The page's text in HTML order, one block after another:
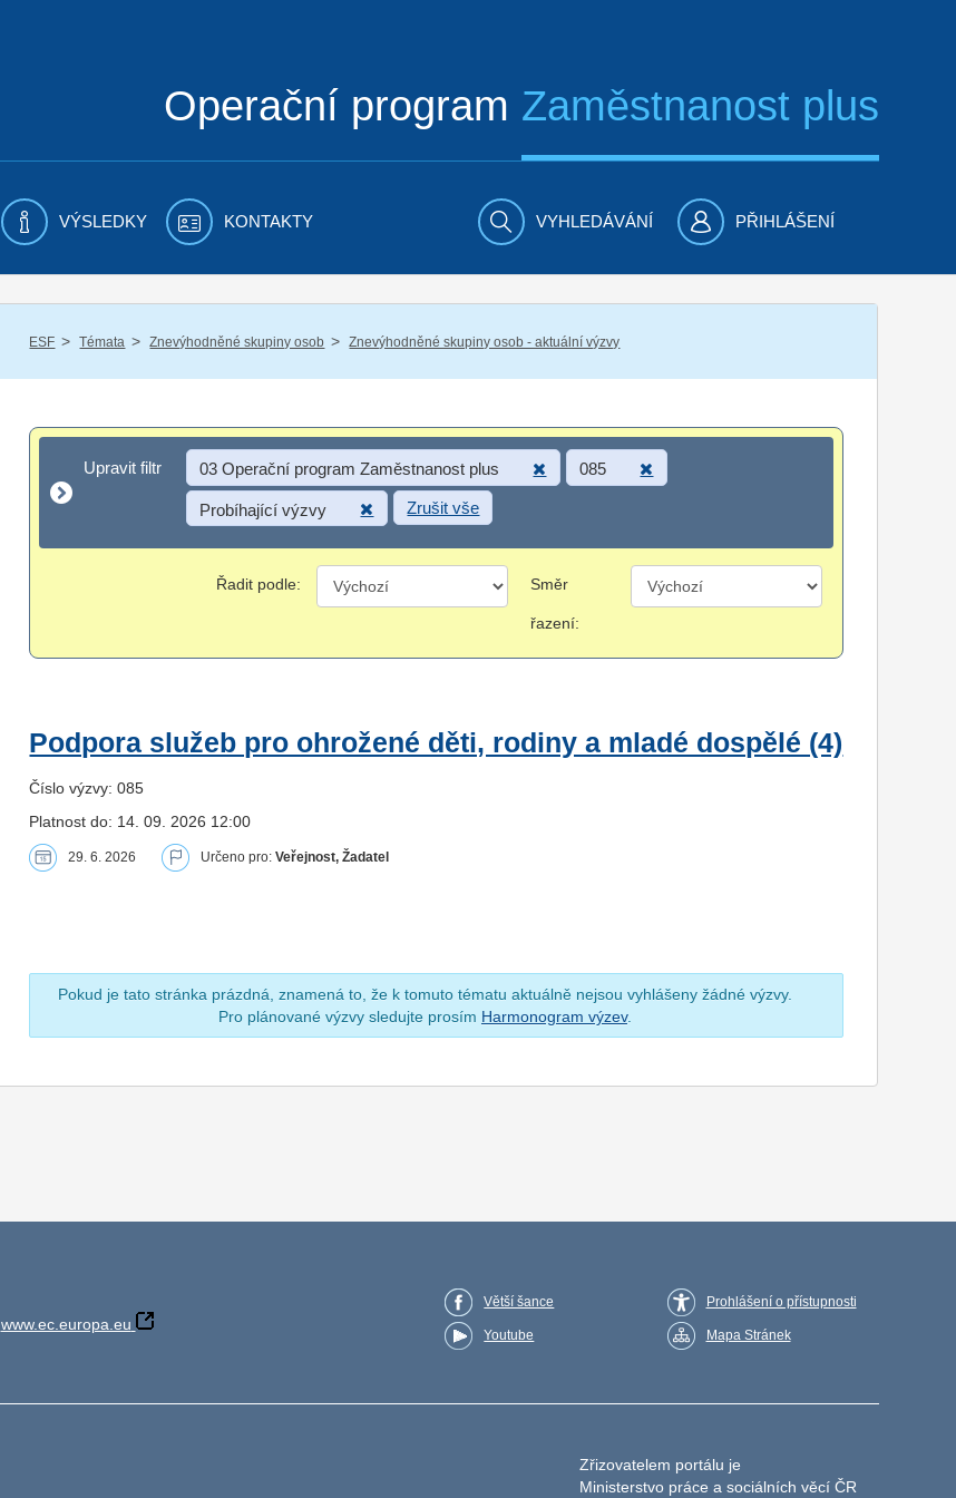
Operační program Zaměstnanost plus
VÝSLEDKY KONTAKTY VYHLEDÁVÁNÍ PŘIHLÁŠENÍ
ESF / Témata / Znevýhodněné skupiny osob / Znevýhodněné skupiny osob - aktuální výzvy
Upravit filtr
Upravit filtr 03 Operační program Zaměstnanost plus 085
Probíhající výzvy Zrušit vše
Řadit podle: Směr
řazení:
Podpora služeb pro ohrožené děti, rodiny a mladé dospělé (4)
Číslo výzvy: 085
Platnost do: 14. 09. 2026 12:00
29. 6. 2026 Určeno pro:Veřejnost, Žadatel
Pokud je tato stránka prázdná, znamená to, že k tomuto tématu aktuálně nejsou vyhlášeny žádné výzvy.
Pro plánované výzvy sledujte prosím Harmonogram výzev.
www.ec.europa.eu
Větší šance
Youtube
Prohlášení o přístupnosti
Mapa Stránek
Zřizovatelem portálu je
Ministerstvo práce a sociálních věcí ČR